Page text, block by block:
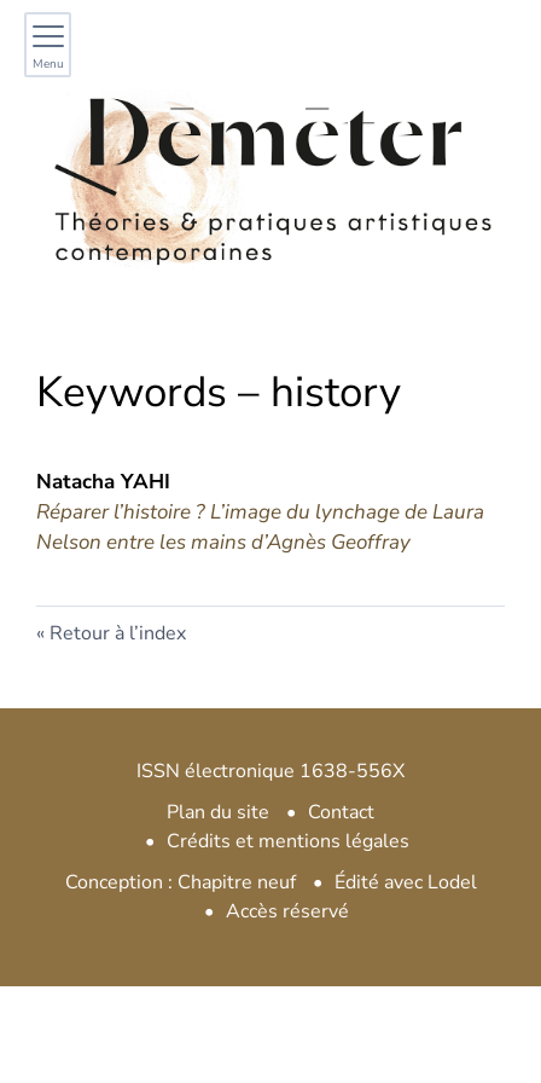
Menu
Keywords – history
NatachaYAHI
Réparer l’histoire ? L’image du lynchage de Laura
Nelson entre les mains d’Agnès Geoffray
Retour à l’index
ISSN électronique 1638-556X
Plan du site
Contact
Crédits et mentions légales
Conception : Chapitre neuf
Édité avec Lodel
Accès réservé